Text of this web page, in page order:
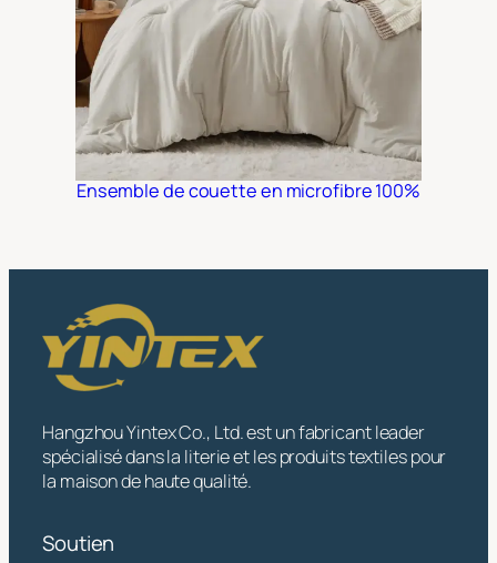
Ensemble de couette en microfibre 100%
Hangzhou Yintex Co., Ltd. est un fabricant leader
spécialisé dans la literie et les produits textiles pour
la maison de haute qualité.
Soutien